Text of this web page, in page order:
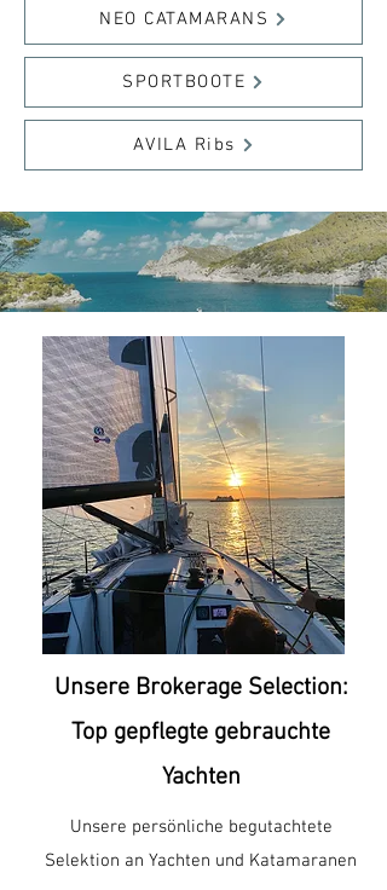
NEO CATAMARANS
SPORTBOOTE
AVILA Ribs
Unsere Brokerage Selection:
Top gepflegte gebrauchte
Yachten
Unsere persönliche begutachtete
Selektion an Yachten und Katamaranen